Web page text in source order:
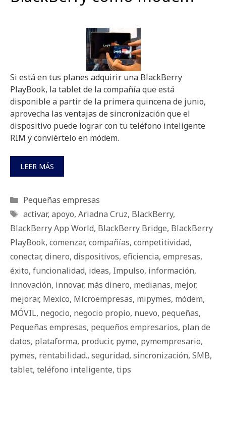
Si está en tus planes adquirir una BlackBerry
PlayBook, la tablet de la compañía que está
disponible a partir de la primera quincena de junio,
aprovecha las ventajas de sincronización que el
dispositivo puede lograr con tu teléfono inteligente
RIM y conviértelo en módem.
LEER MÁS
Categorías
Pequeñas empresas
Etiquetas
activar, apoyo, Ariadna Cruz, BlackBerry,
BlackBerry App World, BlackBerry Bridge, BlackBerry
PlayBook, comenzar, compañías, competitividad,
conectar, dinero, dispositivos, eficiencia, empresas,
éxito, funcionalidad, ideas, Impulso, información,
innovación, innovar, más dinero, medianas, mejor,
mejorar, Mexico, Microempresas, mipymes, módem,
MÓVIL, negocio, negocio propio, nuevo, pequeñas,
Pequeñas empresas, pequeños empresarios, plan de
datos, plataforma, producir, pyme, pymempresario,
pymes, rentabilidad., seguridad, sincronización, SMB,
tablet, teléfono inteligente, tips